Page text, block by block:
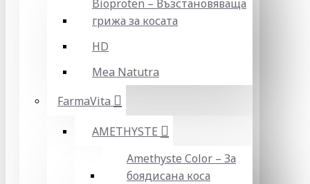
Bioproten – Възстановяваща
грижа за косата
HD
Mea Natutra
FarmaVita
AMETHYSTE
Amethyste Color – За
боядисана коса